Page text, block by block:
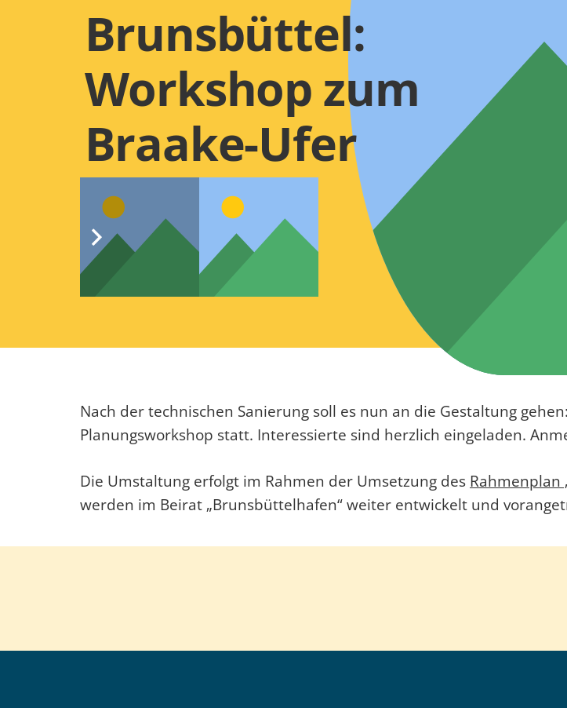
Brunsbüttel:
Workshop zum
Braake-Ufer
Nach der technischen Sanierung soll es nun an die Gestaltung
Planungsworkshop statt. Interessierte sind herzlich eingeladen.
Die Umstaltung erfolgt im Rahmen der Umsetzung des Rahmenplan
werden im Beirat „Brunsbüttelhafen“ weiter entwickelt und